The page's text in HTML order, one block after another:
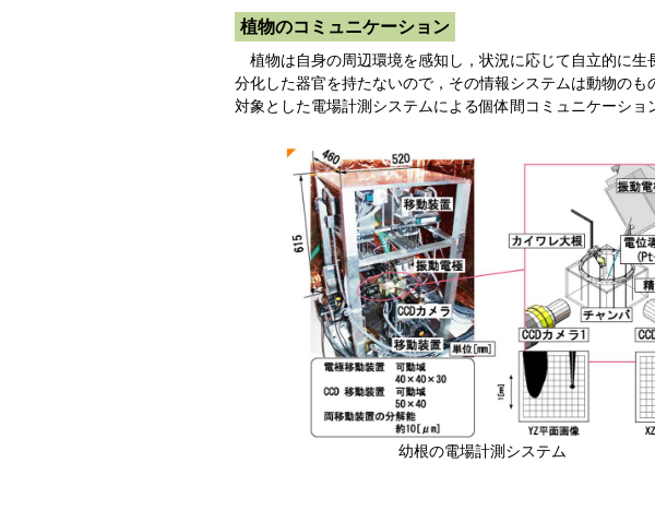
植物のコミュニケーション
植物は自身の周辺環境を感知し，状況に応じて自立的に生
分化した器官を持たないので，その情報システムは動物の
対象とした電場計測システムによる個体間コミュニケーシ
幼根の電場計測シス